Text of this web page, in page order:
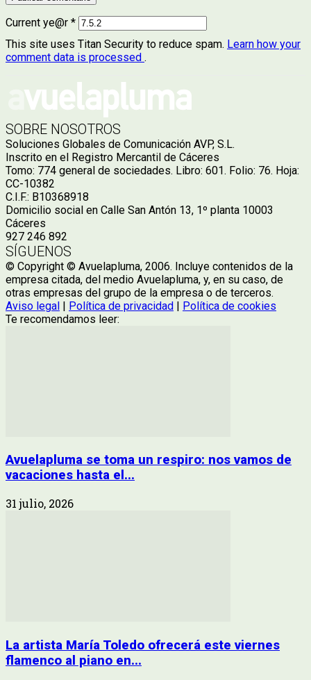
Current ye@r *
This site uses Titan Security to reduce spam. Learn how your
comment data is processed .
SOBRE NOSOTROS
Soluciones Globales de Comunicación AVP, S.L.
Inscrito en el Registro Mercantil de Cáceres
Tomo: 774 general de sociedades. Libro: 601. Folio: 76. Hoja:
CC-10382
C.I.F.: B10368918
Domicilio social en Calle San Antón 13, 1º planta 10003
Cáceres
927 246 892
SÍGUENOS
© Copyright © Avuelapluma, 2006. Incluye contenidos de la
empresa citada, del medio Avuelapluma, y, en su caso, de
otras empresas del grupo de la empresa o de terceros.
Aviso legal | Política de privacidad | Política de cookies
Te recomendamos leer:
Avuelapluma se toma un respiro: nos vamos de
vacaciones hasta el...
31 julio, 2026
La artista María Toledo ofrecerá este viernes
flamenco al piano en...